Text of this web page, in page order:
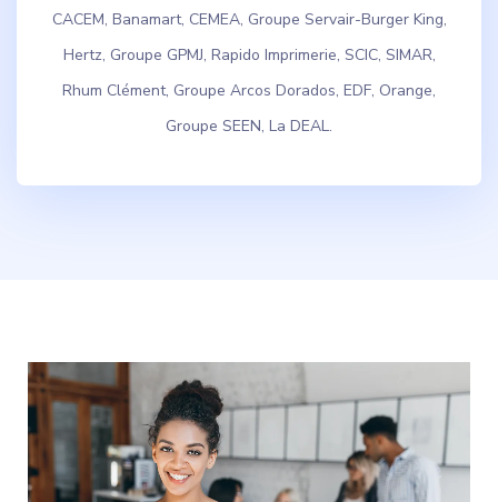
CACEM, Banamart, CEMEA, Groupe Servair-Burger King,
Hertz, Groupe GPMJ, Rapido Imprimerie, SCIC, SIMAR,
Rhum Clément, Groupe Arcos Dorados, EDF, Orange,
Groupe SEEN, La DEAL.